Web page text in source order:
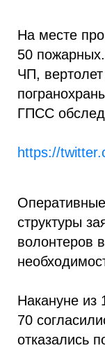
На месте
50
ЧП,
ГПСС
https://
структуры
волонтеров
Накануне из
70
отказались